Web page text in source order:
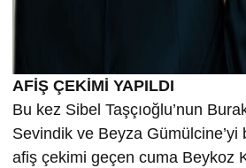
AFİŞ ÇEKİMİ YAPILDI
Bu kez Sibel Taşçıoğlu’nun
Sevindik ve Beyza Gümülcine’yi
afiş çekimi geçen cuma Beykoz